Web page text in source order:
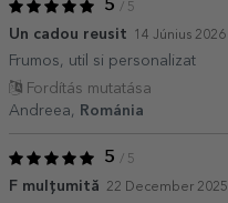
5 / 5
Un cadou reusit 14 Június 2026
Frumos, util si personalizat
Fordítás mutatása
Andreea,
Románia
5 / 5
F mulțumită 22 December 2025